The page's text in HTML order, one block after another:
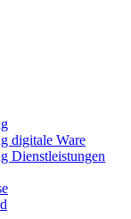
digitale Ware
Dienstleistungen